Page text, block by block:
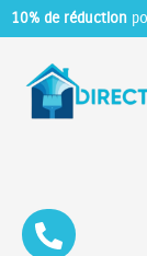
10% de réduction